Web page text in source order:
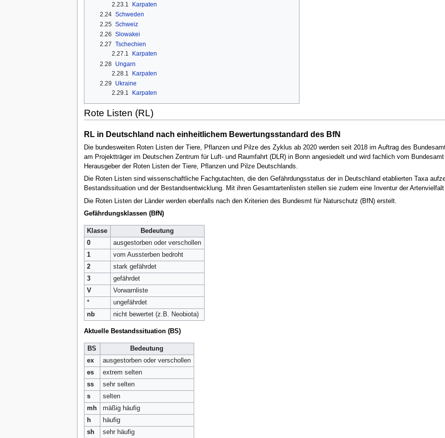
2.23.1
Karpaten
2.24 Schweden
2.25 Schweiz
2.26 Slowakei
2.27 Tschechien
2.27.1
Karpaten
2.28 Ungarn
2.28.1
Karpaten
2.29
Ukraine
2.29.1
Karpaten
Rote Listen (RL)
RL in Deutschland nach einheitlichem Bewertungsstandard des BfN
Die bundesweiten Roten Listen der Tiere, Pflanzen und Pilze des Zyklus ab 2020 werden seit 2018 im Auftrag des
am Projektträger im Deutschen Zentrum für Luft- und Raumfahrt (DLR) in Bonn angesiedelt und wird fachlich vom
Herausgeber der Roten Listen der Tiere, Pflanzen und Pilze Deutschlands.
Die Roten Listen sind wissenschaftliche Fachgutachten, die den Gefährdungsstatus der in Deutschland etablierten Taxa
Bestandssituation und der Bestandsentwicklung. Mit ihren Gesamtartenlisten stellen sie zudem eine Inventur der
Die Roten Listen der Länder werden ebenfalls nach den Kriterien des Bundesmt für Naturschutz (BfN) erstelt.
Gefährdungsklassen (BfN)
Klasse
Bedeutung
0
ausgestorben oder verschollen
1
vom Aussterben bedroht
2
stark gefährdet
3
gefährdet
V
Vorwarnliste
*
ungefährdet
nb
nicht bewertet (z.B. Neobiota)
Aktuelle Bestandssituation (BS)
BS
Bedeutung
ex
ausgestorben oder verschollen
es
extrem selten
ss
sehr selten
s
selten
mh
mäßig häufig
h
häufig
sh
sehr häufig